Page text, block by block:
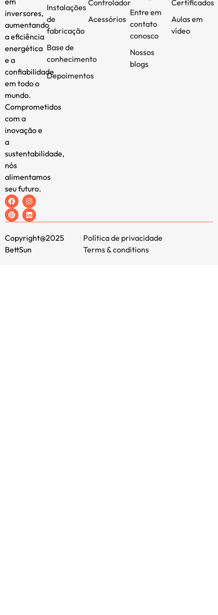
inversores,
aumentando
a eficiência
energética
e a
confiabilidade
em todo o
mundo.
Comprometidos
com a
inovação e
a
sustentabilidade,
nós
alimentamos
seu futuro.
Instalações
de
fabricação
Base de
conhecimento
Depoimentos
Controlador
Acessórios
Entre em
contato
conosco
Nossos
blogs
Certificados
Aulas em
vídeo
Copyright@2025
BettSun
Política de privacidade
Terms & conditions